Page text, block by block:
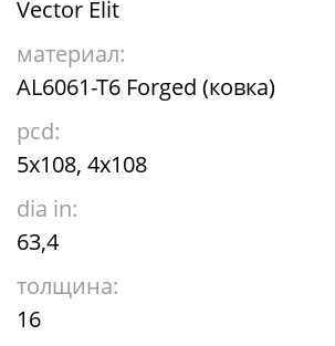
Vector Elit
материал:
AL6061-T6 Forged (ковка)
pcd:
5x108, 4x108
dia in:
63,4
толщина:
16